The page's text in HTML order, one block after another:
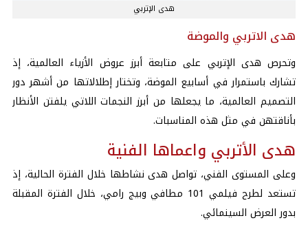
هدى الإتربي
هدى الاتربي والموضة
وتحرص هدى الإتربي على متابعة أبرز عروض الأزياء العالمية، إذ
تشارك باستمرار في أسابيع الموضة، وتختار إطلالاتها من أشهر دور
التصميم العالمية، ما يجعلها من أبرز النجمات اللاتي يلفتن الأنظار
بأناقتهن في مثل هذه المناسبات.
هدى الأتربي واعماها الفنية
وعلى المستوى الفني، تواصل هدى نشاطها خلال الفترة الحالية، إذ
تستعد لطرح فيلمي 101
مطافي وبيج رامي، خلال الفترة المقبلة
بدور العرض السينمائي.